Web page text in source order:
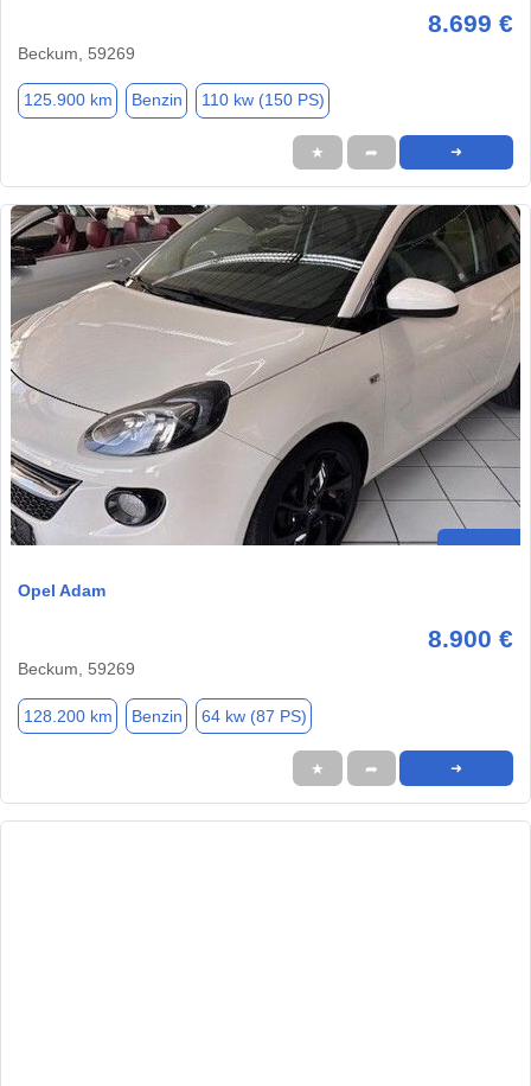
8.699 €
Beckum, 59269
125.900 km Benzin 110 kw (150 PS)
★ ➦ ➜
Opel Adam
8.900 €
Beckum, 59269
128.200 km Benzin 64 kw (87 PS)
★ ➦ ➜